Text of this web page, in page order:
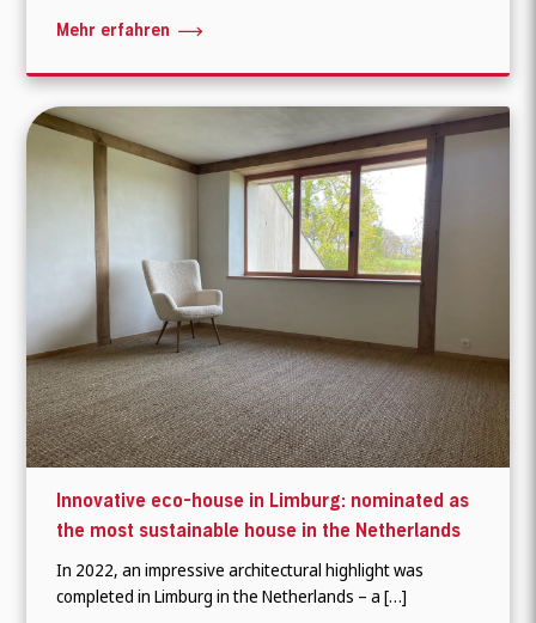
Mehr erfahren
Innovative eco-house in Limburg: nominated as
the most sustainable house in the Netherlands
In 2022, an impressive architectural highlight was
completed in Limburg in the Netherlands – a […]